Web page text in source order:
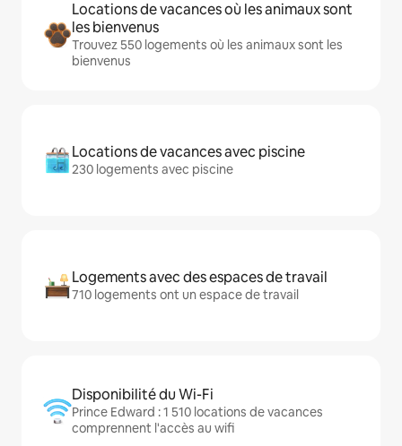
Locations de vacances où les animaux sont
les bienvenus
Trouvez 550 logements où les animaux sont les
bienvenus
Locations de vacances avec piscine
230 logements avec piscine
Logements avec des espaces de travail
710 logements ont un espace de travail
Disponibilité du Wi-Fi
Prince Edward : 1 510 locations de vacances
comprennent l'accès au wifi